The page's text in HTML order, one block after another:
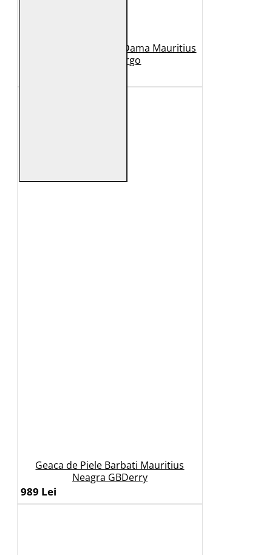
Geaca Lunga de Piele Dama Mauritius
Bej GWMargo
Geaca de Piele Barbati Mauritius
Neagra GBDerry
989 Lei